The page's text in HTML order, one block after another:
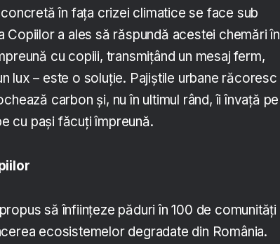
în fața crizei climatice se face sub
a ales să răspundă acestei chemări în
cu copiii, transmițând un mesaj ferm,
lux – este o soluție. Pajiștile urbane răcoresc
carbon și, nu în ultimul rând, îi învață pe
cu pași făcuți împreună.
să înființeze păduri în 100 de comunități
ecosistemelor degradate din România.